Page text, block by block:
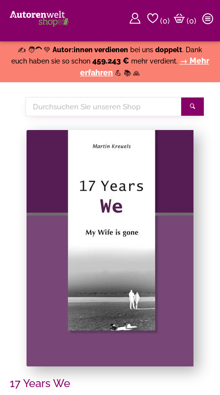
(0)
(0)
✍️ 🧑‍🦱 💚 Autor:innen verdienen bei uns doppelt. Dank
euch haben sie so schon 459.243 € mehr verdient. → Mehr
erfahren 💪 📚 🙏
Durchsuchen
Sie
17 Years We